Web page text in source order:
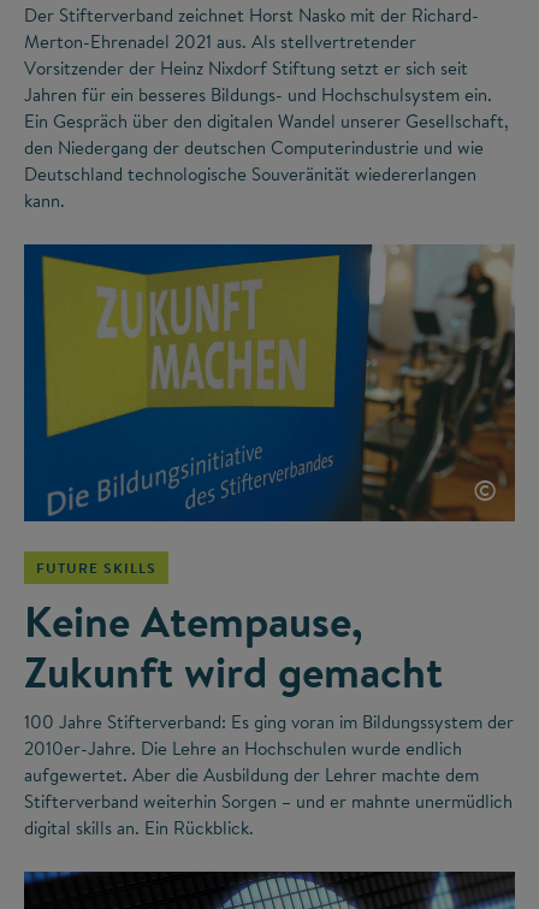
Der Stifterverband zeichnet Horst Nasko mit der Richard-
Merton-Ehrenadel 2021 aus. Als stellvertretender
Vorsitzender der Heinz Nixdorf Stiftung setzt er sich seit
Jahren für ein besseres Bildungs- und Hochschulsystem ein.
Ein Gespräch über den digitalen Wandel unserer Gesellschaft,
den Niedergang der deutschen Computerindustrie und wie
Deutschland technologische Souveränität wiedererlangen
kann.
©
FUTURE SKILLS
Keine Atempause,
Zukunft wird gemacht
100 Jahre Stifterverband: Es ging voran im Bildungssystem der
2010er-Jahre. Die Lehre an Hochschulen wurde endlich
aufgewertet. Aber die Ausbildung der Lehrer machte dem
Stifterverband weiterhin Sorgen – und er mahnte unermüdlich
digital skills an. Ein Rückblick.